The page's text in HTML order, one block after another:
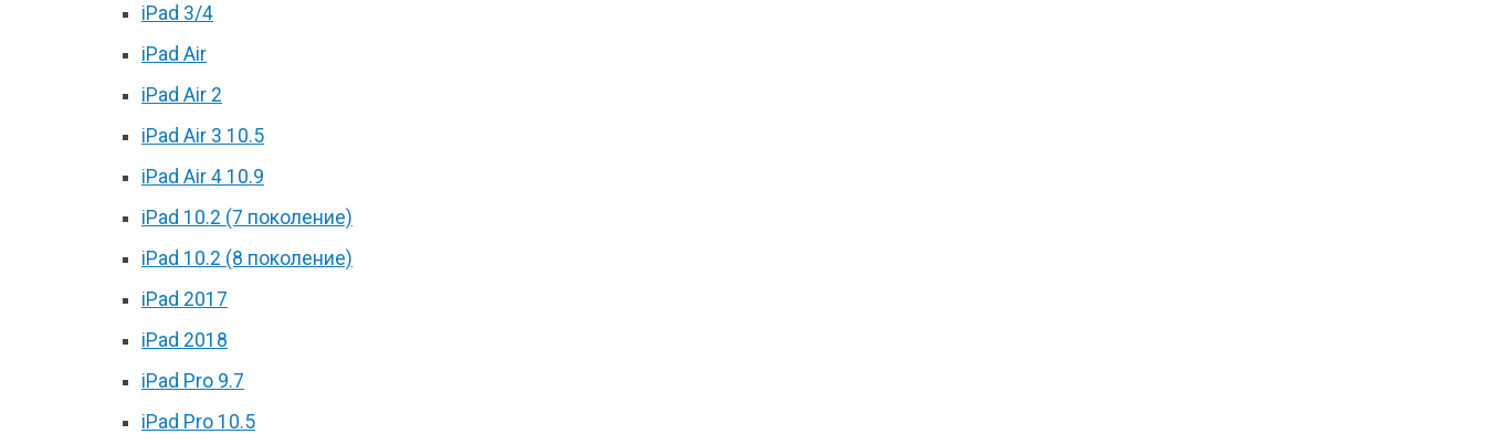
iPad 3/4
iPad Air
iPad Air 2
iPad Air 3 10.5
iPad Air 4 10.9
iPad 10.2 (7 поколение)
iPad 10.2 (8 поколение)
iPad 2017
iPad 2018
iPad Pro 9.7
iPad Pro 10.5